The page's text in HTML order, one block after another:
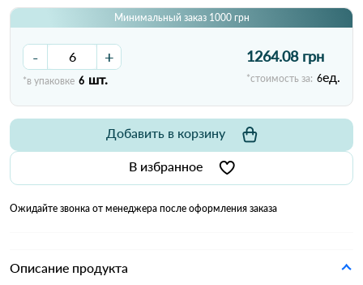
Минимальный заказ 1000 грн
- +
*в упаковке 6 шт.
1264.08 грн
*стоимость за: 6ед.
В избранное
Добавить в корзину
Ожидайте звонка от менеджера после оформления заказа
Описание продукта